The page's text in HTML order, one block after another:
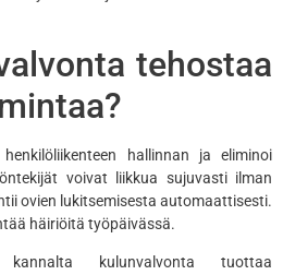
tehostaa
hallinnan ja eliminoi
voivat liikkua sujuvasti ilman
ovien lukitsemisesta automaattisesti.
häiriöitä työpäivässä.
kannalta kulunvalvonta tuottaa